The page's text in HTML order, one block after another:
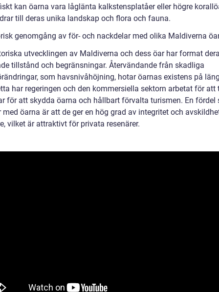
kan öarna vara låglänta kalkstensplatåer eller högre
till deras unika landskap och flora och fauna.
genomgång av för- och nackdelar med olika Maldiverna
utvecklingen av Maldiverna och dess öar har format
tillstånd och begränsningar. Återvändande från skadliga
som havsnivåhöjning, hotar öarnas existens på
har regeringen och den kommersiella sektorn arbetat för att
för att skydda öarna och hållbart förvalta turismen. En fördel
med öarna är att de ger en hög grad av integritet och
vilket är attraktivt för privata resenärer.